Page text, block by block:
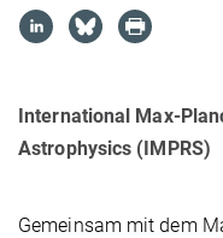
International Max-
Astrophysics (IMPRS)
Gemeinsam mit dem